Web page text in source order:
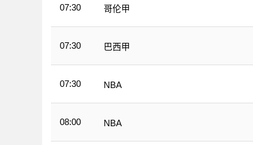
07:30 哥伦甲
07:30 巴西甲
07:30 NBA
08:00 NBA